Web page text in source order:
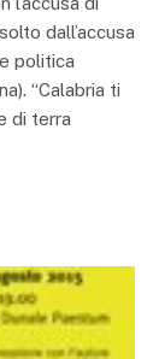
dall’accusa
politica
“Calabria ti
di terra